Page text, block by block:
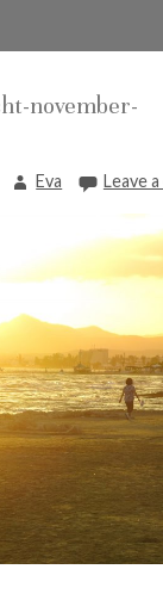
november-
Eva Leave